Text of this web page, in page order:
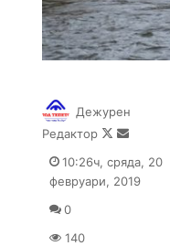
Дежурен
Редактор
Follow
X
Send
email
10:26ч, сряда, 20
февруари, 2019
0
140